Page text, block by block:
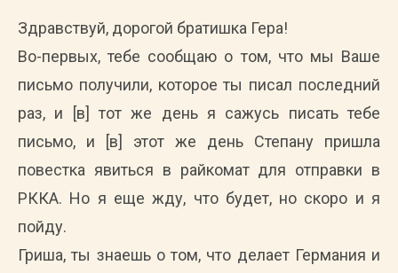
Здравствуй, дорогой братишка Гера!
Во-первых, тебе сообщаю о том, что мы Ваше
письмо получили, которое ты писал последний
раз, и [в] тот же день я сажусь писать тебе
письмо, и [в] этот же день Степану пришла
повестка явиться в райкомат для отправки в
РККА. Но я еще жду, что будет, но скоро и я
пойду.
Гриша, ты знаешь о том, что делает Германия и